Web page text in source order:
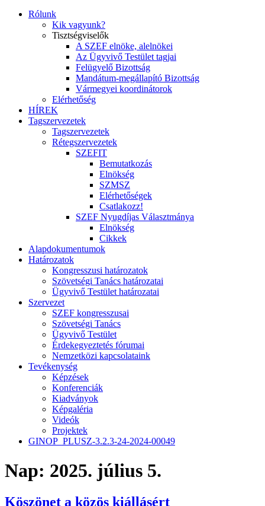
Rólunk
Kik vagyunk?
Tisztségviselők
A SZEF elnöke, alelnökei
Az Ügyvivő Testület tagjai
Felügyelő Bizottság
Mandátum-megállapító Bizottság
Vármegyei koordinátorok
Elérhetőség
HÍREK
Tagszervezetek
Tagszervezetek
Rétegszervezetek
SZEFIT
Bemutatkozás
Elnökség
SZMSZ
Elérhetőségek
Csatlakozz!
SZEF Nyugdíjas Választmánya
Elnökség
Cikkek
Alapdokumentumok
Határozatok
Kongresszusi határozatok
Szövetségi Tanács határozatai
Ügyvivő Testület határozatai
Szervezet
SZEF kongresszusai
Szövetségi Tanács
Ügyvivő Testület
Érdekegyeztetés fórumai
Nemzetközi kapcsolataink
Tevékenység
Képzések
Konferenciák
Kiadványok
Képgaléria
Videók
Projektek
GINOP_PLUSZ-3.2.3-24-2024-00049
Nap: 2025. július 5.
Köszönet a közös kiállásért